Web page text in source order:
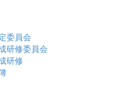
委員会
研修委員会
研修